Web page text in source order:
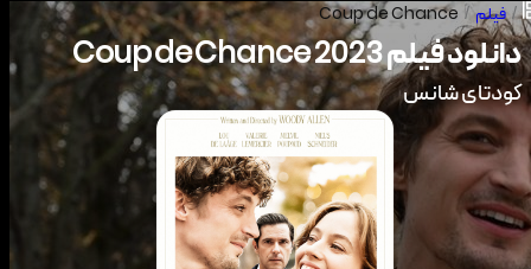
/ فیلم/
Coup de Chance
دانلود فیلم2023
Coup de Chance
کودتای شانس